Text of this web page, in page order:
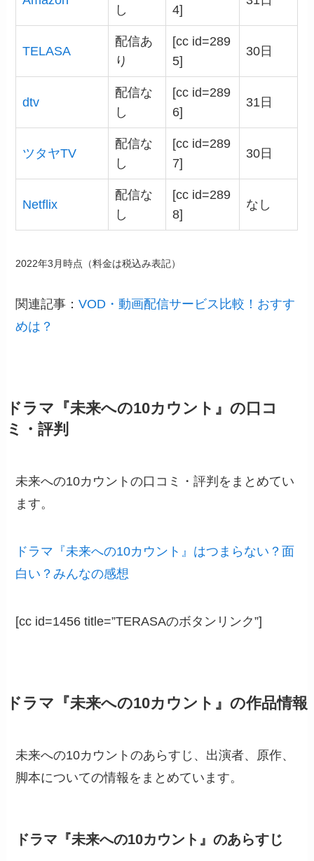
し 4]
TELASA
配信あ
り
[cc id=289
5]
30日
dtv
配信な
し
[cc id=289
6]
31日
ツタヤTV
配信な
し
[cc id=289
7]
30日
Netflix
配信な
し
[cc id=289
8]
なし
2022年3月時点（料金は税込み表記）
関連記事：VOD・動画配信サービス比較！おすす
めは？
ドラマ『未来への10カウント』の口コ
ミ・評判
未来への10カウントの口コミ・評判をまとめてい
ます。
ドラマ『未来への10カウント』はつまらない？面
白い？みんなの感想
[cc id=1456 title=”TERASAのボタンリンク”]
ドラマ『未来への10カウント』の作品情報
未来への10カウントのあらすじ、出演者、原作、
脚本についての情報をまとめています。
ドラマ『未来への10カウント』のあらすじ